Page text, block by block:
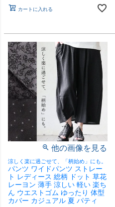
カートに入れる
他の画像を見る
涼しく楽に過ごせて、「柄始め」にも。
パンツ ワイドパンツ ストレー
ト レディース 総柄 ドット 草花
レーヨン 薄手 涼しい 軽い 楽ち
ん ウエストゴム ゆったり 体型
カバー カジュアル 夏 パティ